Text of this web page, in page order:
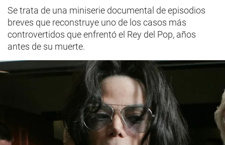
Se trata de una miniserie documental de episodios
breves que reconstruye uno de los casos más
controvertidos que enfrentó el Rey del Pop, años
antes de su muerte.